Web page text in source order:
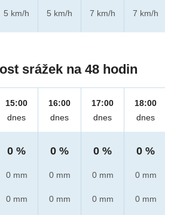
5 km/h
5 km/h
7 km/h
7 km/h
srážek na 48 hodin
15:00
dnes
0 %
0 mm
0 mm
16:00
dnes
0 %
0 mm
0 mm
17:00
dnes
0 %
0 mm
0 mm
18:00
dnes
0 %
0 mm
0 mm